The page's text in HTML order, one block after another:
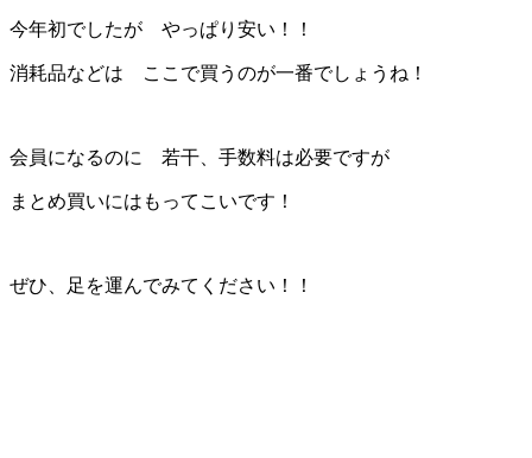
今年初でしたが やっぱり安い！！
消耗品などは ここで買うのが一番でしょうね！
会員になるのに 若干、手数料は必要ですが
まとめ買いにはもってこいです！
ぜひ、足を運んでみてください！！